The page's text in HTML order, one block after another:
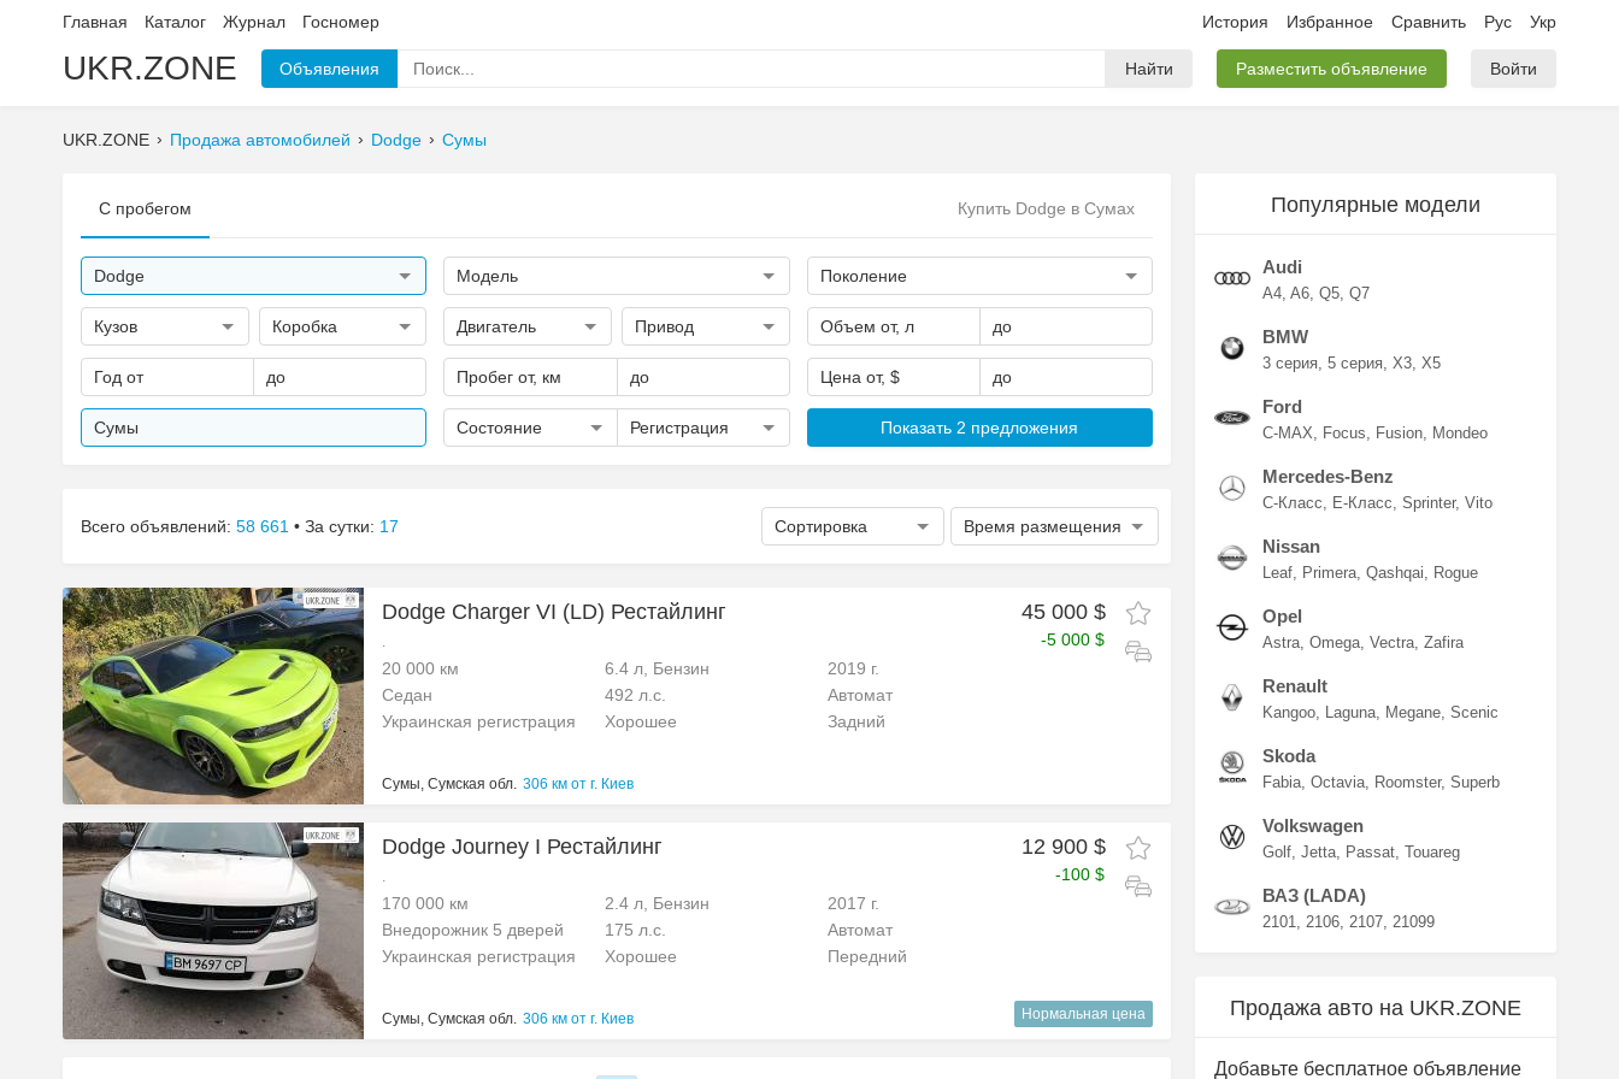
Главная Каталог Журнал Госномер История Избранное Сравнить Рус Укр
UKR.ZONE Объявления Найти Разместить объявление Войти
UKR.ZONE Продажа автомобилей Dodge Сумы
С пробегом Купить Dodge в Сумах
Dodge Модель Поколение
Кузов Коробка Двигатель Привод Объем от, л до
Год от до Пробег от, км до Цена от, $ до
Сумы Состояние Регистрация Показать 2 предложения
Всего объявлений: 58 661 • За сутки: 17 Сортировка Время размещения
Dodge Charger VI (LD) Рестайлинг 45 000 $
-5 000 $
.
20 000 км 6.4 л, Бензин
2019 г.
Седан
492 л.с.
Автомат
Украинская регистрация
Хорошее Задний
Сумы, Сумская обл. 306 км от г. Киев
Dodge Journey I Рестайлинг 12 900 $
-100 $
.
170 000 км 2.4 л, Бензин
2017 г.
Внедорожник 5 дверей
175 л.с.
Автомат
Украинская регистрация
Хорошее Передний
Сумы, Сумская обл. 306 км от г. Киев Нормальная цена
Популярные модели
Audi
A4 A6 Q5 Q7
BMW
3 серия 5 серия X3 X5
Ford
C-MAX Focus Fusion Mondeo
Mercedes-Benz
C-Класс E-Класс Sprinter Vito
Nissan
Leaf Primera Qashqai Rogue
Opel
Astra Omega Vectra Zafira
Renault
Kangoo Laguna Megane Scenic
Skoda
Fabia Octavia Roomster Superb
Volkswagen
Golf Jetta Passat Touareg
ВАЗ (LADA)
2101 2106 2107 21099
Продажа авто на UKR.ZONE
Добавьте бесплатное объявление